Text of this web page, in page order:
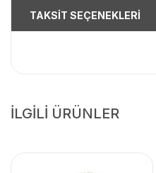
TAKSİT SEÇENEKLERİ
İLGİLİ ÜRÜNLER